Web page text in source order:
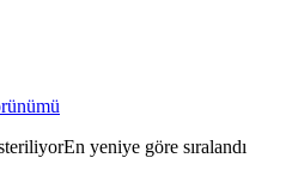
En yeniye göre sıralandı